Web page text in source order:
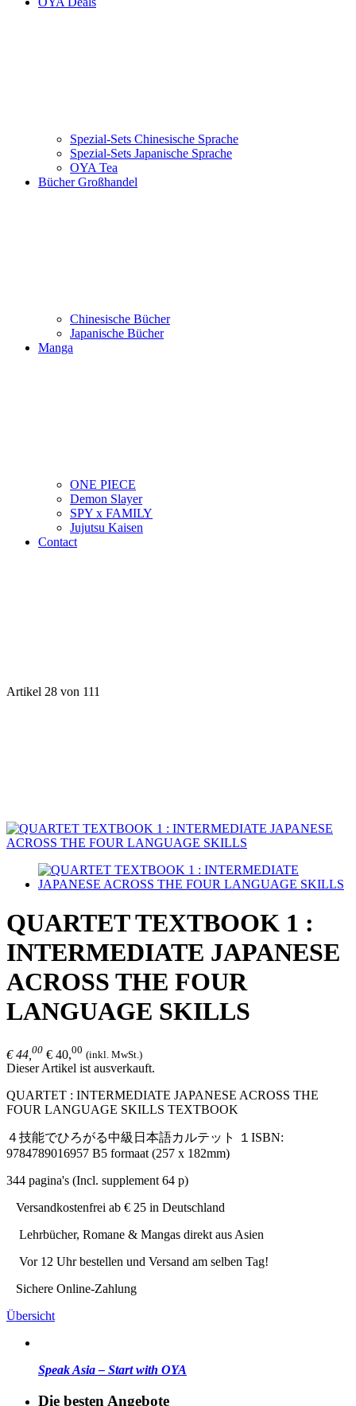
Spezial-Sets Chinesische Sprache
Spezial-Sets Japanische Sprache
OYA Tea
Bücher Großhandel
Chinesische Bücher
Japanische Bücher
Manga
ONE PIECE
Demon Slayer
SPY x FAMILY
Jujutsu Kaisen
Contact
Artikel 28 von 111
QUARTET TEXTBOOK 1 :
INTERMEDIATE JAPANESE
ACROSS THE FOUR
LANGUAGE SKILLS
€ 44, 00 € 40, 00 (inkl. MwSt.)
Dieser Artikel ist ausverkauft.
QUARTET : INTERMEDIATE JAPANESE ACROSS THE
FOUR LANGUAGE SKILLS TEXTBOOK
４技能でひろがる中級日本語カルテット １ISBN:
9784789016957 B5 formaat (257 x 182mm)
344 pagina's (Incl. supplement 64 p)
Versandkostenfrei ab € 25 in Deutschland
Lehrbücher, Romane & Mangas direkt aus Asien
Vor 12 Uhr bestellen und Versand am selben Tag!
Sichere Online-Zahlung
Übersicht
Speak Asia – Start with OYA
Die besten Angebote